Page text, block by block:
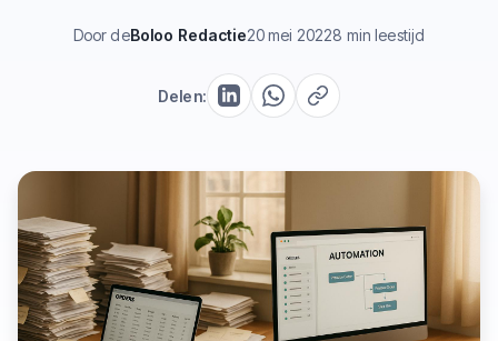
Door deBoloo Redactie20 mei 20228 min leestijd
Delen: